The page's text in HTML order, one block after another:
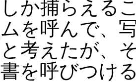
しか捕らえる
ムを呼んで、
と考えたが、
書を呼びつけ